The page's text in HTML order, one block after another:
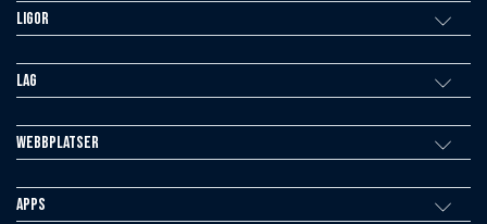
Ligor
Lag
Webbplatser
Apps